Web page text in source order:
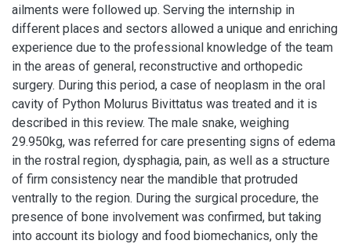
ailments were followed up. Serving the internship in
different places and sectors allowed a unique and enriching
experience due to the professional knowledge of the team
in the areas of general, reconstructive and orthopedic
surgery. During this period, a case of neoplasm in the oral
cavity of Python Molurus Bivittatus was treated and it is
described in this review. The male snake, weighing
29.950kg, was referred for care presenting signs of edema
in the rostral region, dysphagia, pain, as well as a structure
of firm consistency near the mandible that protruded
ventrally to the region. During the surgical procedure, the
presence of bone involvement was confirmed, but taking
into account its biology and food biomechanics, only the